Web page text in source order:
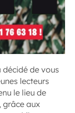
décidé de vous
lecteurs
le lieu de
grâce aux